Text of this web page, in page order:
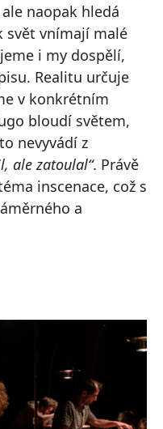
naopak hledá
svět vnímají malé
i my dospělí,
Realitu určuje
v konkrétním
bloudí světem,
nevyvádí z
ale zatoulal“. Právě
inscenace, což s
a